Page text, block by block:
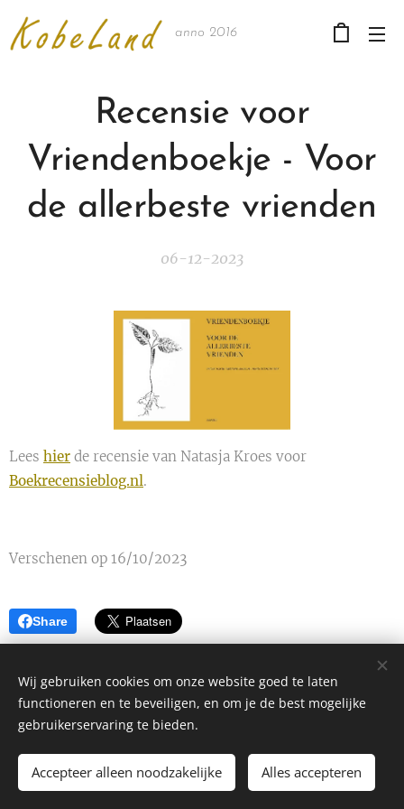
anno 2016
Recensie voor
Vriendenboekje - Voor
de allerbeste vrienden
06-12-2023
Lees hier de recensie van Natasja Kroes voor
Boekrecensieblog.nl.
Verschenen op 16/10/2023
Share
Alle rechten voorbehouden 2026
Mogelijk gemaakt doorWebnode Cookies
Wij gebruiken cookies om onze website goed te laten
functioneren en te beveiligen, en om je de best mogelijke
gebruikerservaring te bieden.
Accepteer alleen noodzakelijke Alles accepteren